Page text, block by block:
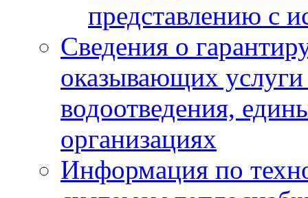
представлению с
Сведения о
оказывающих
водоотведения,
организациях
Информация по